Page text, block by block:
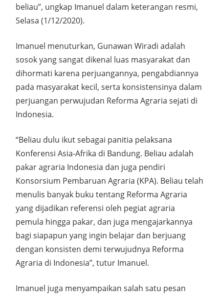
beliau”, ungkap Imanuel dalam keterangan resmi,
Selasa (1/12/2020).
Imanuel menuturkan, Gunawan Wiradi adalah
sosok yang sangat dikenal luas masyarakat dan
dihormati karena perjuangannya, pengabdiannya
pada masyarakat kecil, serta konsistensinya dalam
perjuangan perwujudan Reforma Agraria sejati di
Indonesia.
“Beliau dulu ikut sebagai panitia pelaksana
Konferensi Asia-Afrika di Bandung. Beliau adalah
pakar agraria Indonesia dan juga pendiri
Konsorsium Pembaruan Agraria (KPA). Beliau telah
menulis banyak buku tentang Reforma Agraria
yang dijadikan referensi oleh pegiat agraria
pemula hingga pakar, dan juga mengajarkannya
bagi siapapun yang ingin belajar dan berjuang
dengan konsisten demi terwujudnya Reforma
Agraria di Indonesia”, tutur Imanuel.
Imanuel juga menyampaikan salah satu pesan